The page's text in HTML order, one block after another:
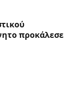
προκάλεσε